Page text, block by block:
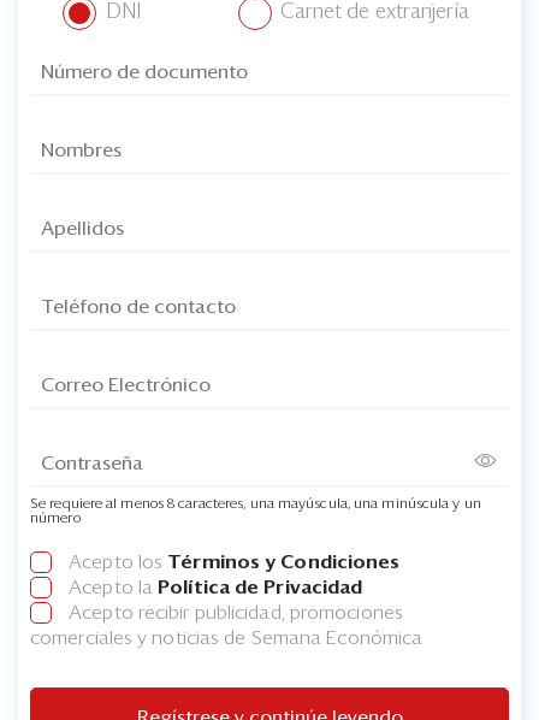
DNI Carnet de extranjería
Se requiere al menos 8 caracteres, una mayúscula, una minúscula y un
número
Acepto los Términos y Condiciones
Acepto la Política de Privacidad
Acepto recibir publicidad, promociones
comerciales y noticias de Semana Económica